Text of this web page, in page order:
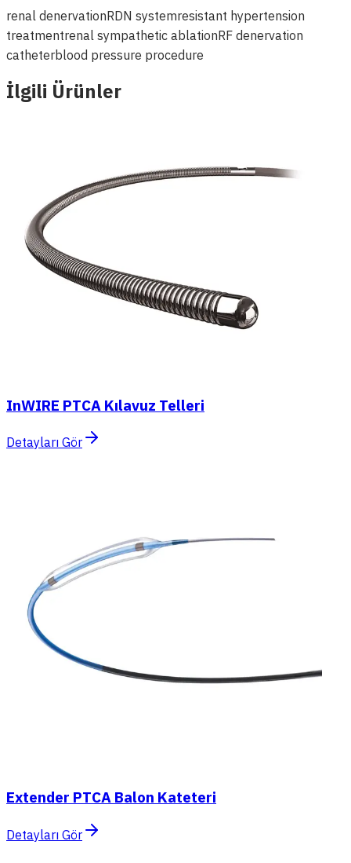
renal denervationRDN systemresistant hypertension
treatmentrenal sympathetic ablationRF denervation
catheterblood pressure procedure
İlgili Ürünler
InWIRE PTCA Kılavuz Telleri
Detayları Gör
Extender PTCA Balon Kateteri
Detayları Gör